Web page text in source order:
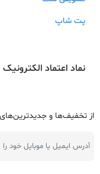
پت شاپ
نماد اعتماد الکترونیک
از تخفیف‌ها و